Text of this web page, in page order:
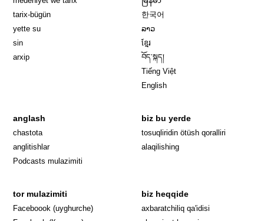
tarix-bügün
yette su
sin
arxip
한국어
ລາວ
ខ្មែរ
བོད་སྐད།
Tiếng Việt
English
anglash
chastota
anglitishlar
Podcasts mulazimiti
biz bu yerde
tosuqliridin ötüsh qoralliri
alaqilishing
tor mulazimiti
Faceboook (uyghurche) Opens in new window
biz heqqide
axbaratchiliq qa'idisi